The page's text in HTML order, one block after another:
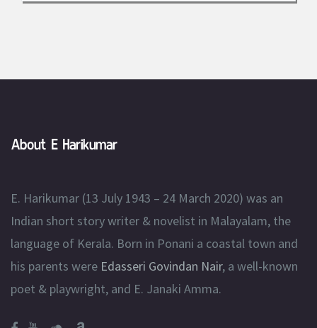
About E Harikumar
E. Harikumar (13 July 1943 – 24 March 2020) was an
Indian short story writer & novelist in Malayalam, the
language of Kerala. Born in Ponani a coastal town and
his parents were Edasseri Govindan Nair, a well-known
poet & playwright, and E. Janaki Amma.